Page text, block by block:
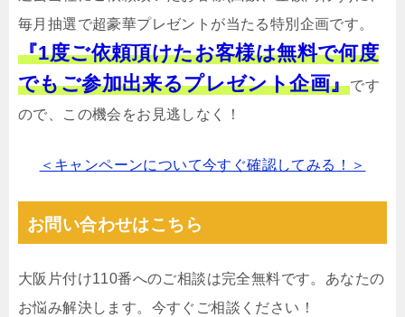
毎月抽選で超豪華プレゼントが当たる特別企画です。
『1度ご依頼頂けたお客様は無料で何度
でもご参加出来るプレゼント企画』です
ので、この機会をお見逃しなく！
＜キャンペーンについて今すぐ確認してみる！＞
お問い合わせはこちら
大阪片付け110番へのご相談は完全無料です。あなたの
お悩み解決します。今すぐご相談ください！